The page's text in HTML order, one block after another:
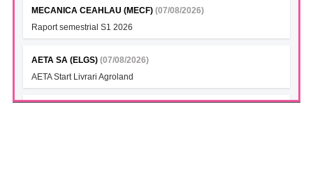
MECANICA CEAHLAU (MECF) (07/08/2026)
Raport semestrial S1 2026
AETA SA (ELGS) (07/08/2026)
AETA Start Livrari Agroland